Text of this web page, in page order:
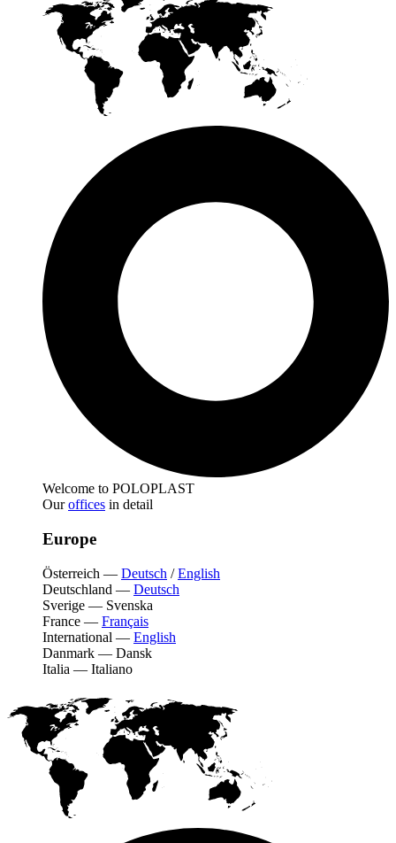
Welcome to POLOPLAST
Ouroffices in detail
Europe
Österreich — Deutsch /English
Deutschland — Deutsch
Sverige — Svenska
France — Français
International — English
Danmark — Dansk
Italia — Italiano